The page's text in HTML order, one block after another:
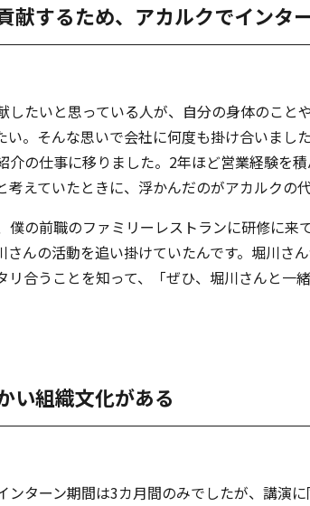
献するため、アカルクでインタ
たいと思っている人が、自分の身体のこと
。そんな思いで会社に何度も掛け合いまし
の仕事に移りました。2年ほど営業経験を
えていたときに、浮かんだのがアカルクの
の前職のファミリーレストランに研修に来
んの活動を追い掛けていたんです。堀川さ
合うことを知って、「ぜひ、堀川さんと一
い組織文化がある
ターン期間は3カ月間のみでしたが、講演